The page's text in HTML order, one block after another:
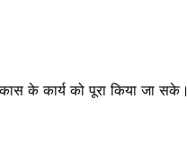
के कार्य को पूरा किया जा सके।